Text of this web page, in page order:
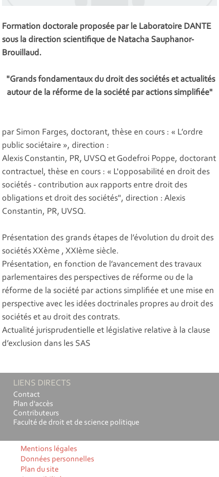
Formation doctorale proposée par le Laboratoire DANTE
sous la direction scientifique de Natacha Sauphanor-
Brouillaud.
"Grands fondamentaux du droit des sociétés et actualités
autour de la réforme de la société par actions simplifiée"
par Simon Farges, doctorant, thèse en cours : « L’ordre
public sociétaire », direction :
Alexis Constantin, PR, UVSQ et Godefroi Poppe, doctorant
contractuel, thèse en cours : « L'opposabilité en droit des
sociétés - contribution aux rapports entre droit des
obligations et droit des sociétés", direction : Alexis
Constantin, PR, UVSQ.
Présentation des grands étapes de l’évolution du droit des
sociétés XXème , XXIème siècle.
Présentation, en fonction de l’avancement des travaux
parlementaires des perspectives de réforme ou de la
réforme de la société par actions simplifiée et une mise en
perspective avec les idées doctrinales propres au droit des
sociétés et au droit des contrats.
Actualité jurisprudentielle et législative relative à la clause
d’exclusion dans les SAS
LIENS DIRECTS
Contact
Plan d'accès
Contributeurs
Faculté de droit et de science politique
Mentions légales
Données personnelles
Plan du site